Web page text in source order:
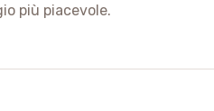
più piacevole.